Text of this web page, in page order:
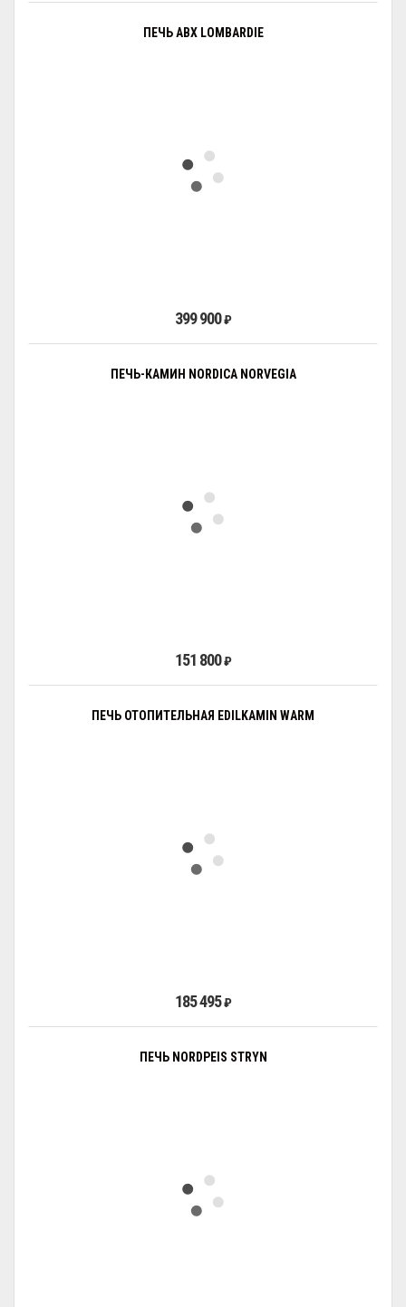
ПЕЧЬ ABX LOMBARDIE
399 900₽
ПЕЧЬ-КАМИН NORDICA NORVEGIA
151 800₽
ПЕЧЬ ОТОПИТЕЛЬНАЯ EDILKAMIN WARM
185 495₽
ПЕЧЬ NORDPEIS STRYN